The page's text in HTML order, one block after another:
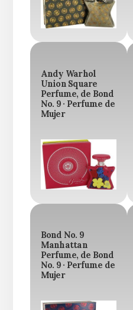
Andy Warhol
Union Square
Perfume, de Bond
No. 9 · Perfume de
Mujer
Bond No. 9
Manhattan
Perfume, de Bond
No. 9 · Perfume de
Mujer